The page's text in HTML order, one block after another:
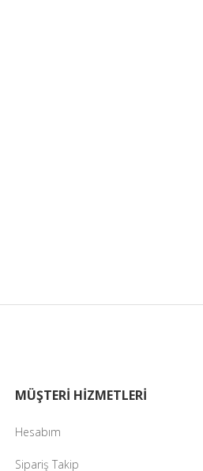
MÜŞTERİ HİZMETLERİ
Hesabım
Sipariş Takip